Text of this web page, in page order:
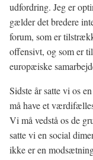
udfordring. Jeg er
gælder det bredere
forum, som er
offensivt, og som er
europæiske
Sidste år satte vi os
må have et
Vi må vedstå os de
satte vi en social
ikke er en